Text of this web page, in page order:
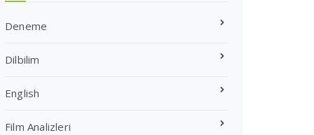
Deneme
Dilbilim
English
Film Analizleri